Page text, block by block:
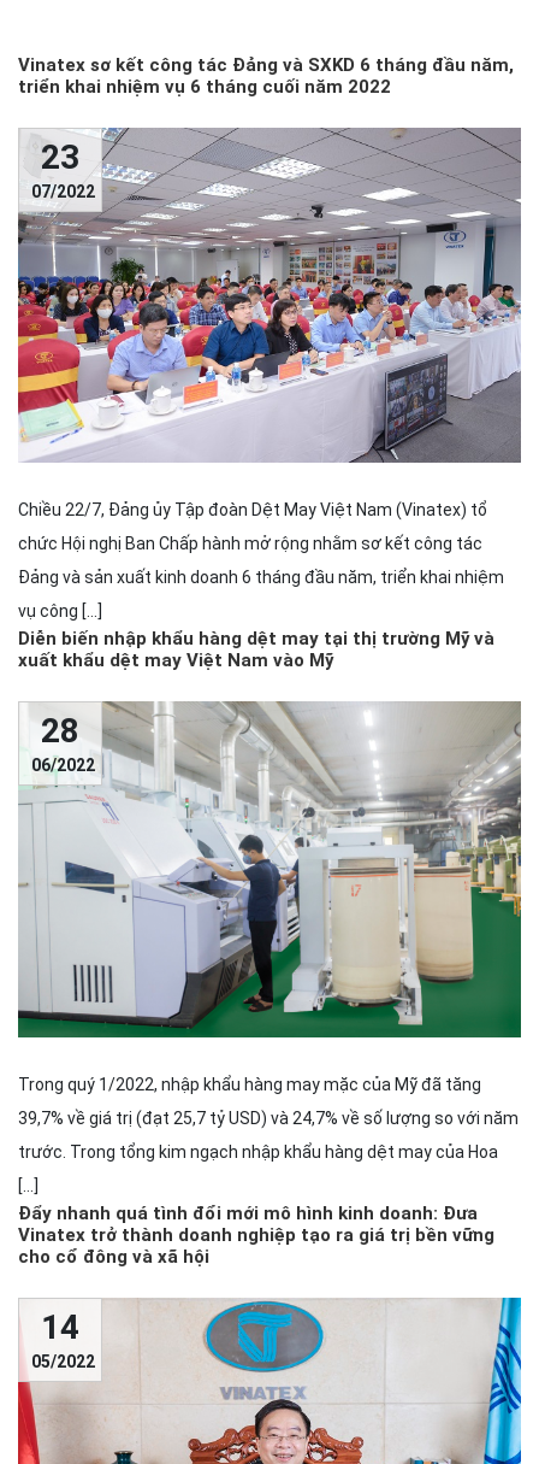
Vinatex sơ kết công tác Đảng và SXKD 6 tháng đầu năm,
triển khai nhiệm vụ 6 tháng cuối năm 2022
23
07/2022
Chiều 22/7, Đảng ủy Tập đoàn Dệt May Việt Nam (Vinatex) tổ
chức Hội nghị Ban Chấp hành mở rộng nhằm sơ kết công tác
Đảng và sản xuất kinh doanh 6 tháng đầu năm, triển khai nhiệm
vụ công […]
Diễn biến nhập khẩu hàng dệt may tại thị trường Mỹ và
xuất khẩu dệt may Việt Nam vào Mỹ
28
06/2022
Trong quý 1/2022, nhập khẩu hàng may mặc của Mỹ đã tăng
39,7% về giá trị (đạt 25,7 tỷ USD) và 24,7% về số lượng so với năm
trước. Trong tổng kim ngạch nhập khẩu hàng dệt may của Hoa
[…]
Đẩy nhanh quá tình đổi mới mô hình kinh doanh: Đưa
Vinatex trở thành doanh nghiệp tạo ra giá trị bền vững
cho cổ đông và xã hội
14
05/2022